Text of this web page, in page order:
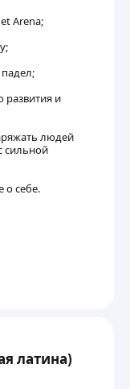
Arena;
развития и
людей
сильной
о себе.
латина)